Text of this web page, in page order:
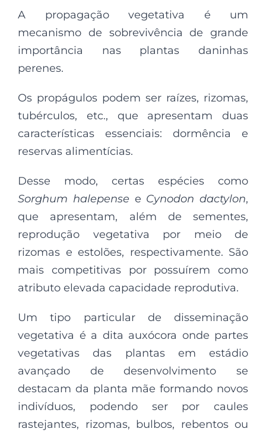
A propagação vegetativa é um
mecanismo de sobrevivência de grande
importância nas plantas daninhas
perenes.
Os propágulos podem ser raízes, rizomas,
tubérculos, etc., que apresentam duas
características essenciais: dormência e
reservas alimentícias.
Desse modo, certas espécies como
Sorghum halepense e Cynodon dactylon,
que apresentam, além de sementes,
reprodução vegetativa por meio de
rizomas e estolões, respectivamente. São
mais competitivas por possuírem como
atributo elevada capacidade reprodutiva.
Um tipo particular de disseminação
vegetativa é a dita auxócora onde partes
vegetativas das plantas em estádio
avançado de desenvolvimento se
destacam da planta mãe formando novos
indivíduos, podendo ser por caules
rastejantes, rizomas, bulbos, rebentos ou